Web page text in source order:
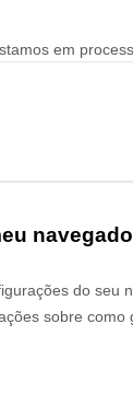
em
do
sobre